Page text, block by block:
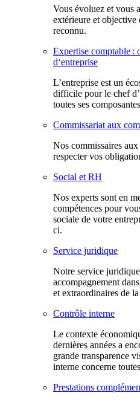
Vous évoluez et vous
extérieure et objective
reconnu.
Expertise comptable :
d‘entreprise
L’entreprise est un
difficile pour le chef
toutes ses
Commissariat aux
Nos commissaires
respecter vos
Social et RH
Nos experts sont en
compétences pour
sociale de votre
ci.
Service juridique
Notre service
accompagnement
et extraordinaires de
Contrôle interne
Le contexte
dernières années a
grande transparence
interne concerne
Prestations